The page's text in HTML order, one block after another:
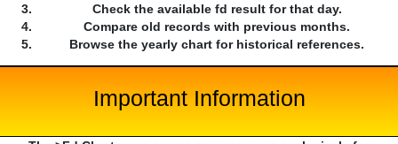
Check the available fd result for that day.
Compare old records with previous months.
Browse the yearly chart for historical references.
Important Information